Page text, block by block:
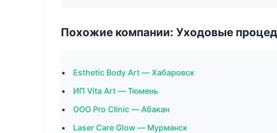
Похожие компании: Уходовые
Esthetic Body Art — Хабаровск
ИП Vita Art — Тюмень
ООО Pro Clinic — Абакан
Laser Care Glow — Мурманск